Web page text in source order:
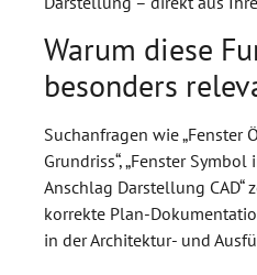
Warum diese
besonders
Suchanfragen wie „Fenster
Grundriss“, „Fenster Symbol
Anschlag Darstellung CAD“
korrekte Plan-
in der Architektur- und